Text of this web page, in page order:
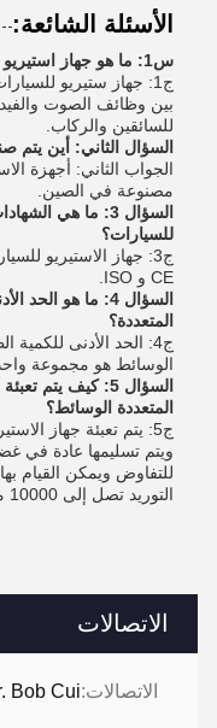
الاتصالات
الاتصالات:Bob Cui
الأسئلة الشائعة:
س1: ما هو جهاز استيريو للسيارات متعدد الوسائط؟
ج1: جهاز ستيريو
بين وظائف الصوت
للسائقين والركاب.
السؤال الثاني: أين يتم
الجواب الثاني: أجهزة
مصنوعة في الصين.
السؤال 3: ما هي
للسيارات؟
ج3: جهاز الاستيريو
CE و ISO.
السؤال 4: ما هو
المتعددة؟
ج4: الحد الأدنى
الوسائط هو مجموعة
السؤال 5: كيف يتم
المتعددة الوسائط؟
ج5: يتم تعبئة جهاز
التوريد تصل إلى 10000 مجموعة في الشهر.